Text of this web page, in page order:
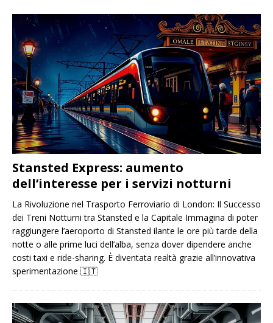
Stansted Express: aumento
dell’interesse per i servizi notturni
La Rivoluzione nel Trasporto Ferroviario di London: Il Successo
dei Treni Notturni tra Stansted e la Capitale Immagina di poter
raggiungere l’aeroporto di Stansted ilante le ore più tarde della
notte o alle prime luci dell’alba, senza dover dipendere anche
costi taxi e ride-sharing. È diventata realtà grazie all’innovativa
sperimentazione 🇮🇹